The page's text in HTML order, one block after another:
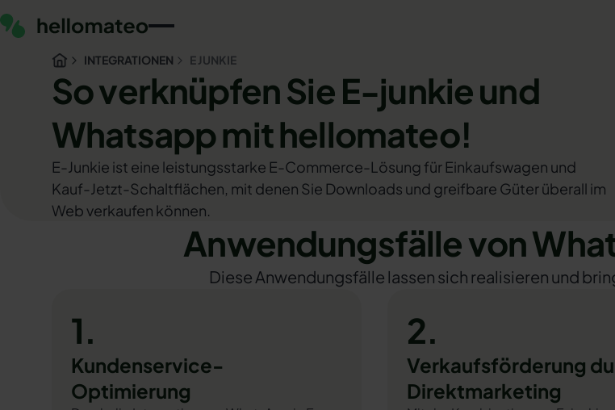
INTEGRATIONEN E JUNKIE
So verknüpfen Sie E-junkie und
Whatsapp mit hellomateo!
E-Junkie ist eine leistungsstarke E-Commerce-Lösung für Einkaufswagen und
Kauf-Jetzt-Schaltflächen, mit denen Sie Downloads und greifbare Güter überall im
Web verkaufen können.
Anwendungsfälle von
Diese Anwendungsfälle lassen sich realisieren und
1.
Kundenservice-
Optimierung
2.
Verkaufsförderung
Direktmarketing